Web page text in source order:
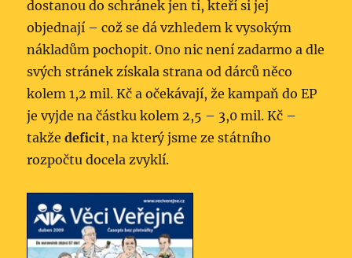
dostanou do schránek jen ti, kteří si jej
objednají – což se dá vzhledem k vysokým
nákladům pochopit. Ono nic není zadarmo a dle
svých stránek získala strana od dárců něco
kolem 1,2 mil. Kč a očekávají, že kampaň do EP
je vyjde na částku kolem 2,5 – 3,0 mil. Kč –
takžedeficit, na který jsme ze státního
rozpočtu docela zvyklí.